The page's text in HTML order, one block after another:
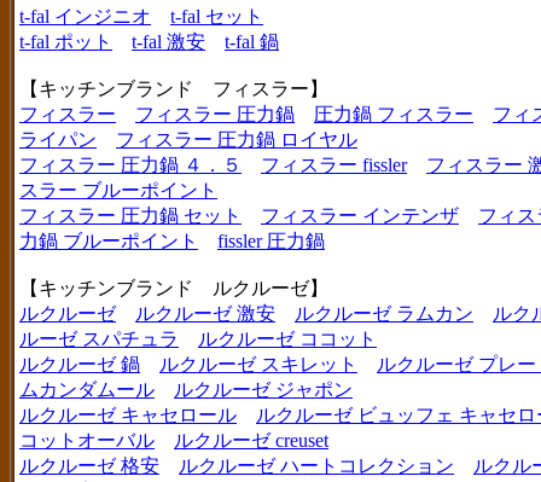
t-fal インジニオ
t-fal セット
t-fal ポット
t-fal 激安 t-fal 鍋
【キッチンブランド フィスラー】
フィスラー
フィスラー 圧力鍋 圧力鍋 フィスラー
フィ
ライパン
フィスラー 圧力鍋 ロイヤル
フィスラー 圧力鍋 ４．５
フィスラー fissler
フィスラー
スラー ブルーポイント
フィスラー 圧力鍋 セット
フィスラー インテンザ
フィ
力鍋 ブルーポイント
fissler 圧力鍋
【キッチンブランド ルクルーゼ】
ルクルーゼ
ルクルーゼ 激安 ルクルーゼ ラムカン
ルク
ルーゼ スパチュラ
ルクルーゼ ココット
ルクルーゼ 鍋
ルクルーゼ スキレット
ルクルーゼ プレ
ムカンダムール
ルクルーゼ ジャポン
ルクルーゼ キャセロール
ルクルーゼ ビュッフェ キャセロ
コットオーバル
ルクルーゼ creuset
ルクルーゼ 格安
ルクルーゼ ハートコレクション
ルクル